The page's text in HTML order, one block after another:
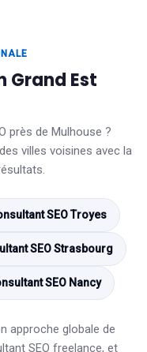
Grand Est
près de Mulhouse ?
villes voisines avec la
SEO Troyes
SEO Strasbourg
SEO Nancy
approche globale de
SEO freelance, et